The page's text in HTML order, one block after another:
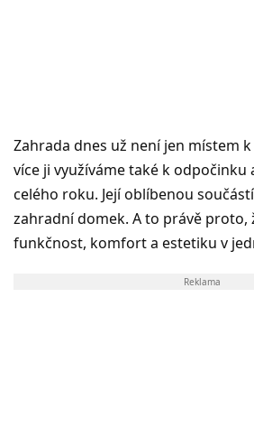
Zahrada dnes už není jen místem
více ji využíváme také k odpočinku
celého roku. Její oblíbenou
zahradní domek. A to právě proto,
funkčnost, komfort a estetiku v
Reklama